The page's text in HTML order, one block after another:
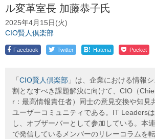
ル変革室長 加藤恭子氏
2025年4月15日(火)
CIO賢人倶楽部
Facebook Twitter ! Hatena Pocket
「 CIO賢人倶楽部 」は、企業における情報
割となすべき課題解決に向けて、CIO（
r：最高情報責任者）同士の意見交換や知見
ユーザーコミュニティである。IT Leaders
し、オブザーバーとして参加している。本
で発信しているメンバーのリレーコラムを